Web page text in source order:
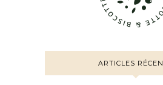
ARTICLES